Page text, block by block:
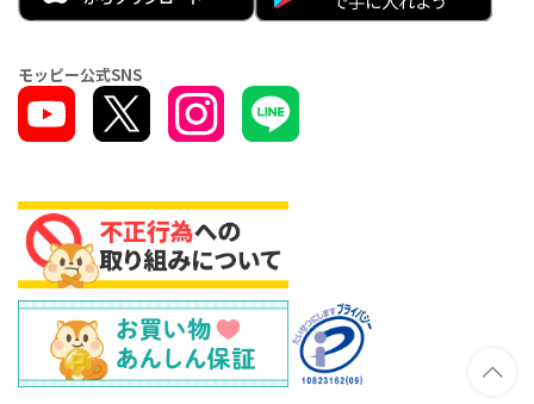
モッピー公式SNS